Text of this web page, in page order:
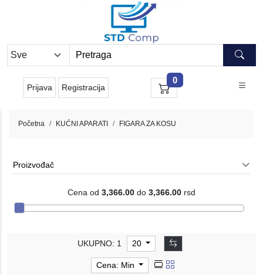
Prijava Registracija
0
Početna KUĆNI APARATI FIGARA ZA KOSU
Proizvođač
Cena od 3,366.00 do 3,366.00 rsd
UKUPNO: 1 20
Cena: Min